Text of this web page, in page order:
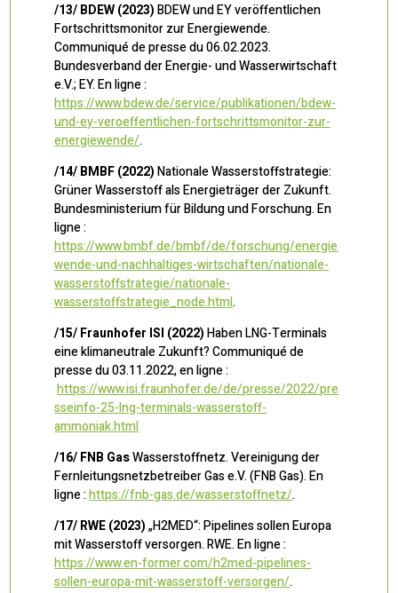
/13/ BDEW (2023)BDEW und EY veröffentlichen
Fortschrittsmonitor zur Energiewende.
Communiqué de presse du 06.02.2023.
Bundesverband der Energie- und Wasserwirtschaft
e.V.; EY. En ligne :
https://www.bdew.de/service/publikationen/bdew-
und-ey-veroeffentlichen-fortschrittsmonitor-zur-
energiewende/.
/14/ BMBF (2022)Nationale Wasserstoffstrategie:
Grüner Wasserstoff als Energieträger der Zukunft.
Bundesministerium für Bildung und Forschung. En
ligne :
https://www.bmbf.de/bmbf/de/forschung/energie
wende-und-nachhaltiges-wirtschaften/nationale-
wasserstoffstrategie/nationale-
wasserstoffstrategie_node.html.
/15/ Fraunhofer ISI (2022)Haben LNG-Terminals
eine klimaneutrale Zukunft? Communiqué de
presse du 03.11.2022, en ligne :
https://www.isi.fraunhofer.de/de/presse/2022/pre
sseinfo-25-lng-terminals-wasserstoff-
ammoniak.html
/16/ FNB GasWasserstoffnetz. Vereinigung der
Fernleitungsnetzbetreiber Gas e.V. (FNB Gas). En
ligne :https://fnb-gas.de/wasserstoffnetz/.
/17/ RWE (2023)„H2MED“: Pipelines sollen Europa
mit Wasserstoff versorgen. RWE. En ligne :
https://www.en-former.com/h2med-pipelines-
sollen-europa-mit-wasserstoff-versorgen/.